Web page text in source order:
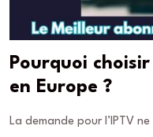
Pourquoi
en Europe ?
La demande pour l’IPTV